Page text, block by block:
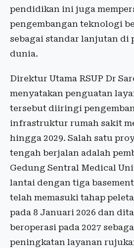
pendidikan ini juga
pengembangan teknologi
sebagai standar lanjutan di
dunia.
Direktur Utama RSUP Dr
menyatakan penguatan
tersebut diiringi
infrastruktur rumah sakit
hingga 2029. Salah satu
tengah berjalan adalah
Gedung Sentral Medical
lantai dengan tiga
telah memasuki tahap
pada 8 Januari 2026 dan
beroperasi pada 2027
peningkatan layanan